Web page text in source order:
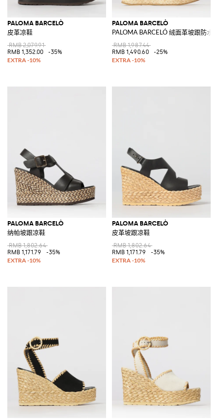
PALOMA BARCELÒ
皮革凉鞋
RMB 2,079.91
RMB 1,352.00
-35%
PALOMA BARCELÒ
PALOMA BARCELÓ 绒面革坡跟防水
RMB 1,987.44
RMB 1,490.60
-25%
PALOMA BARCELÒ
纳帕坡跟凉鞋
RMB 1,802.64
RMB 1,171.79
-35%
PALOMA BARCELÒ
皮革坡跟凉鞋
RMB 1,802.64
RMB 1,171.79
-35%